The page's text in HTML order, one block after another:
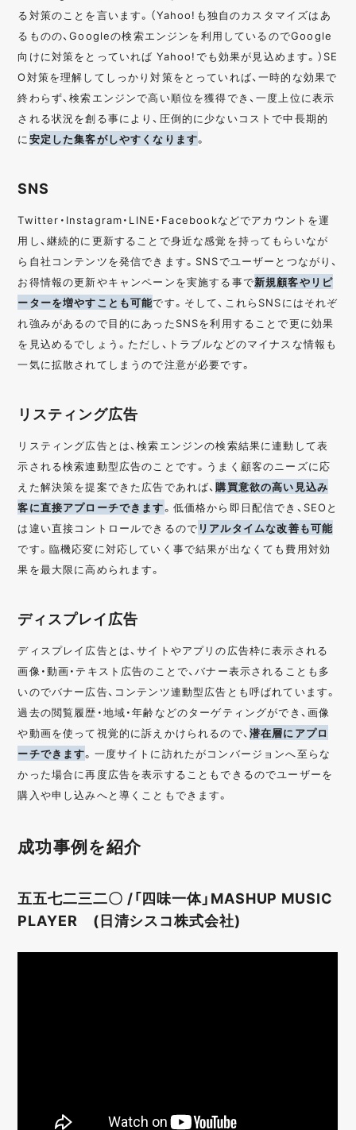
る対策のことを言います。（Yahoo!も独自のカスタマイズはあ
るものの、Googleの検索エンジンを利用しているのでGoogle
向けに対策をとっていれば Yahoo!でも効果が見込めます。）SE
O対策を理解してしっかり対策をとっていれば、一時的な効果で
終わらず、検索エンジンで高い順位を獲得でき、一度上位に表示
される状況を創る事により、圧倒的に少ないコストで中長期的
に 安定した集客がしやすくなります。
SNS
Twitter・Instagram・LINE・Facebookなどでアカウントを運
用し、継続的に更新することで身近な感覚を持ってもらいなが
ら自社コンテンツを発信できます。SNSでユーザーとつながり、
お得情報の更新やキャンペーンを実施する事で新規顧客やリピ
ーターを増やすことも可能です。そして、これらSNSにはそれぞ
れ強みがあるので目的にあったSNSを利用することで更に効果
を見込めるでしょう。ただし、トラブルなどのマイナスな情報も
一気に拡散されてしまうので注意が必要です。
リスティング広告
リスティング広告とは、検索エンジンの検索結果に連動して表
示される検索連動型広告のことです。うまく顧客のニーズに応
えた解決策を提案できた広告であれば、購買意欲の高い見込み
客に直接アプローチできます。低価格から即日配信でき、SEOと
は違い直接コントロールできるので リアルタイムな改善も可能
です。臨機応変に対応していく事で結果が出なくても費用対効
果を最大限に高められます。
ディスプレイ広告
ディスプレイ広告とは、サイトやアプリの広告枠に表示される
画像・動画・テキスト広告のことで、バナー表示されることも多
いのでバナー広告、コンテンツ連動型広告とも呼ばれています。
過去の閲覧履歴・地域・年齢などのターゲティングができ、画像
や動画を使って視覚的に訴えかけられるので、 潜在層にアプロ
ーチできます。一度サイトに訪れたがコンバージョンへ至らな
かった場合に再度広告を表示することもできるのでユーザーを
購入や申し込みへと導くこともできます。
成功事例を紹介
五五七二三二〇 /「四味一体」MASHUP MUSIC
PLAYER (日清シスコ株式会社)